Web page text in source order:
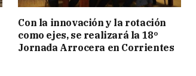
Con la innovación y la rotación
como ejes, se realizará la 18º
Jornada Arrocera en Corrientes